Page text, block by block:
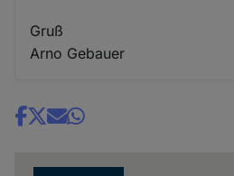
Gruß
Arno Gebauer
Share